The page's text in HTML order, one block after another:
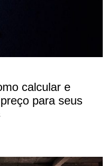
calcular e
para seus